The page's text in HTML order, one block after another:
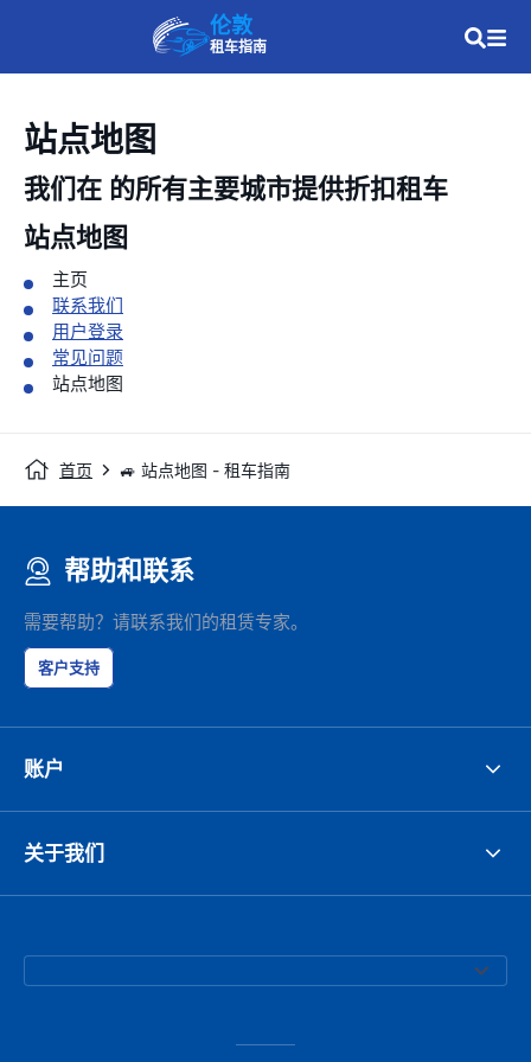
伦敦
租车指南
站点地图
我们在 的所有主要城市提供折扣租车
站点地图
主页
联系我们
用户登录
常见问题
站点地图
首页 🚙 站点地图 - 租车指南
帮助和联系
需要帮助？请联系我们的租赁专家。
客户支持
账户
关于我们